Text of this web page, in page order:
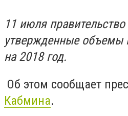
11 июля
утвержденные объемы
на 2018 год.
Об этом сообщает
Кабмина.